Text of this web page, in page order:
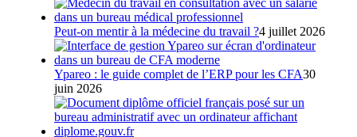
Peut-on mentir à la médecine du travail ?4 juillet 2026
Ypareo : le guide complet de l’ERP pour les CFA30
juin 2026